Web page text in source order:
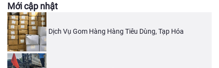
Mới cập nhật
Dịch Vụ Gom Hàng Hàng Tiêu Dùng, Tạp Hóa